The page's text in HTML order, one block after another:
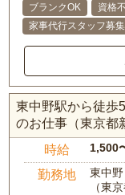
ブランクOK
資格
家事代行スタッフ募集
東中野駅から徒歩
のお仕事（東京都
時給 1,500
勤務地
東中
（東